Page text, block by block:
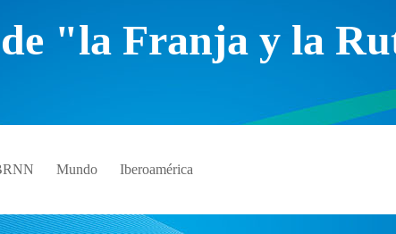
"la Franja y la
Mundo Iberoamérica